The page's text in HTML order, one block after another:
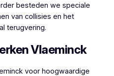
besteden we speciale
van collisies en het
terugvering.
Vlaeminck
voor hoogwaardige